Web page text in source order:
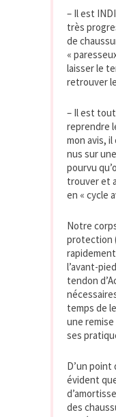
– Il est
très
de
«
laisser le
retrouver
– Il est tout
reprendre
mon avis,
nus sur
pourvu
trouver et
en « cycle
Notre
protection
l’avant-
tendon
temps de
une
ses
D’un point
évident
des